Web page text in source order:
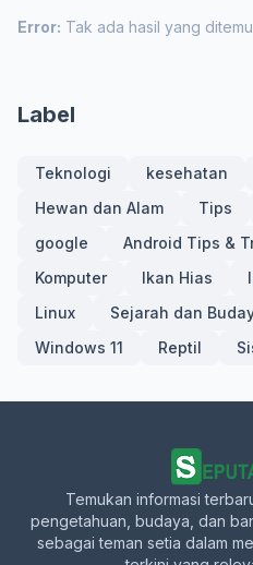
Error: Tak ada hasil yang
Label
Teknologi kesehatan
Hewan dan Alam
Tips
google
Android Tips &
Komputer
Ikan Hias
Linux
Sejarah dan
Windows 11
Reptil
Temukan informasi
pengetahuan, budaya, dan
sebagai teman setia dalam